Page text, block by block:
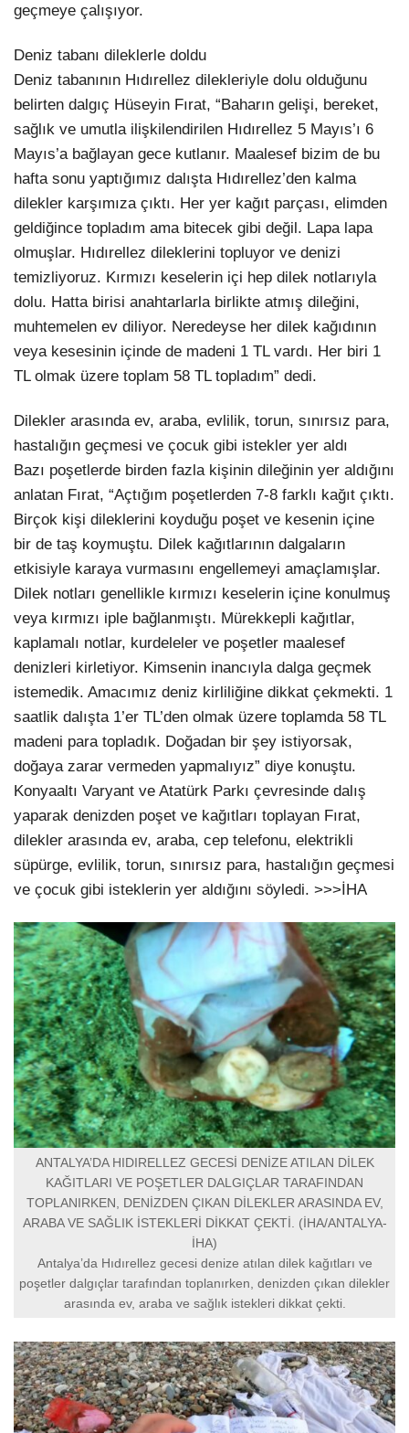
geçmeye çalışıyor.
Deniz tabanı dileklerle doldu
Deniz tabanının Hıdırellez dilekleriyle dolu olduğunu
belirten dalgıç Hüseyin Fırat, “Baharın gelişi, bereket,
sağlık ve umutla ilişkilendirilen Hıdırellez 5 Mayıs’ı 6
Mayıs’a bağlayan gece kutlanır. Maalesef bizim de bu
hafta sonu yaptığımız dalışta Hıdırellez’den kalma
dilekler karşımıza çıktı. Her yer kağıt parçası, elimden
geldiğince topladım ama bitecek gibi değil. Lapa lapa
olmuşlar. Hıdırellez dileklerini topluyor ve denizi
temizliyoruz. Kırmızı keselerin içi hep dilek notlarıyla
dolu. Hatta birisi anahtarlarla birlikte atmış dileğini,
muhtemelen ev diliyor. Neredeyse her dilek kağıdının
veya kesesinin içinde de madeni 1 TL vardı. Her biri 1
TL olmak üzere toplam 58 TL topladım” dedi.
Dilekler arasında ev, araba, evlilik, torun, sınırsız para,
hastalığın geçmesi ve çocuk gibi istekler yer aldı
Bazı poşetlerde birden fazla kişinin dileğinin yer aldığını
anlatan Fırat, “Açtığım poşetlerden 7-8 farklı kağıt çıktı.
Birçok kişi dileklerini koyduğu poşet ve kesenin içine
bir de taş koymuştu. Dilek kağıtlarının dalgaların
etkisiyle karaya vurmasını engellemeyi amaçlamışlar.
Dilek notları genellikle kırmızı keselerin içine konulmuş
veya kırmızı iple bağlanmıştı. Mürekkepli kağıtlar,
kaplamalı notlar, kurdeleler ve poşetler maalesef
denizleri kirletiyor. Kimsenin inancıyla dalga geçmek
istemedik. Amacımız deniz kirliliğine dikkat çekmekti. 1
saatlik dalışta 1’er TL’den olmak üzere toplamda 58 TL
madeni para topladık. Doğadan bir şey istiyorsak,
doğaya zarar vermeden yapmalıyız” diye konuştu.
Konyaaltı Varyant ve Atatürk Parkı çevresinde dalış
yaparak denizden poşet ve kağıtları toplayan Fırat,
dilekler arasında ev, araba, cep telefonu, elektrikli
süpürge, evlilik, torun, sınırsız para, hastalığın geçmesi
ve çocuk gibi isteklerin yer aldığını söyledi. >>>İHA
ANTALYA’DA HIDIRELLEZ GECESİ DENİZE ATILAN DİLEK
KAĞITLARI VE POŞETLER DALGIÇLAR TARAFINDAN
TOPLANIRKEN, DENİZDEN ÇIKAN DİLEKLER ARASINDA EV,
ARABA VE SAĞLIK İSTEKLERİ DİKKAT ÇEKTİ. (İHA/ANTALYA-
İHA)
Antalya’da Hıdırellez gecesi denize atılan dilek kağıtları ve
poşetler dalgıçlar tarafından toplanırken, denizden çıkan dilekler
arasında ev, araba ve sağlık istekleri dikkat çekti.